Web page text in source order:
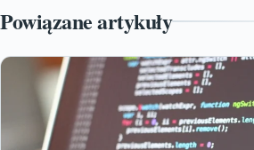
Powiązane artykuły